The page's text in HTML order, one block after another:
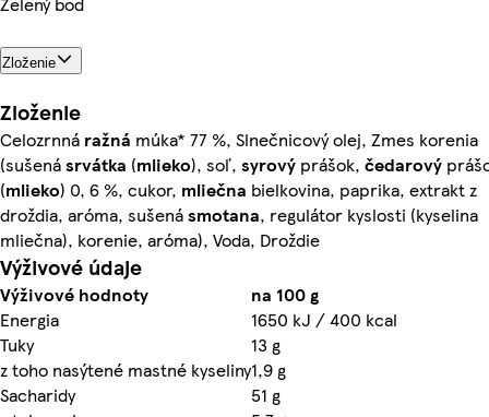
Zloženie
Zloženie
Celozrnná ražná múka* 77 %, Slnečnicový olej, Zmes korenia
(sušenásrvátka (mlieko), soľ, syrový prášok, čedarový
(mlieko) 0, 6 %, cukor, mliečna bielkovina, paprika, extrakt z
droždia, aróma, sušenásmotana, regulátor kyslosti (kyselina
mliečna), korenie, aróma), Voda, Droždie
Výživové údaje
Výživové hodnoty
na 100 g
Energia
1650 kJ / 400 kcal
Tuky
13 g
z toho nasýtené mastné kyseliny1,9 g
Sacharidy
51 g